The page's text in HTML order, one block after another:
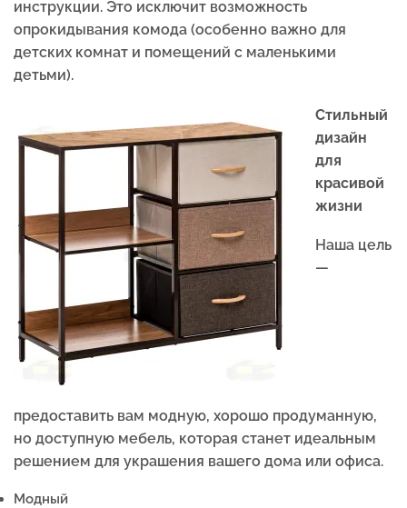
инструкции. Это исключит возможность
опрокидывания комода (особенно важно для
детских комнат и помещений с маленькими
детьми).
Стильный
дизайн
для
красивой
жизни
Наша цель
—
предоставить вам модную, хорошо продуманную,
но доступную мебель, которая станет идеальным
решением для украшения вашего дома или офиса.
Модный